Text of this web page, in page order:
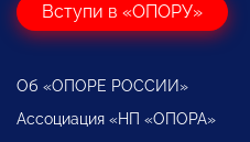
Вступи в «ОПОРУ»
Об «ОПОРЕ РОССИИ»
Ассоциация «НП «ОПОРА»